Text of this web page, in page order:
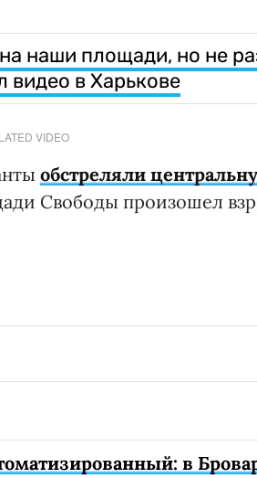
наши площади, но не
видео в Харькове
VIDEO
обстреляли
Свободы произошел
в